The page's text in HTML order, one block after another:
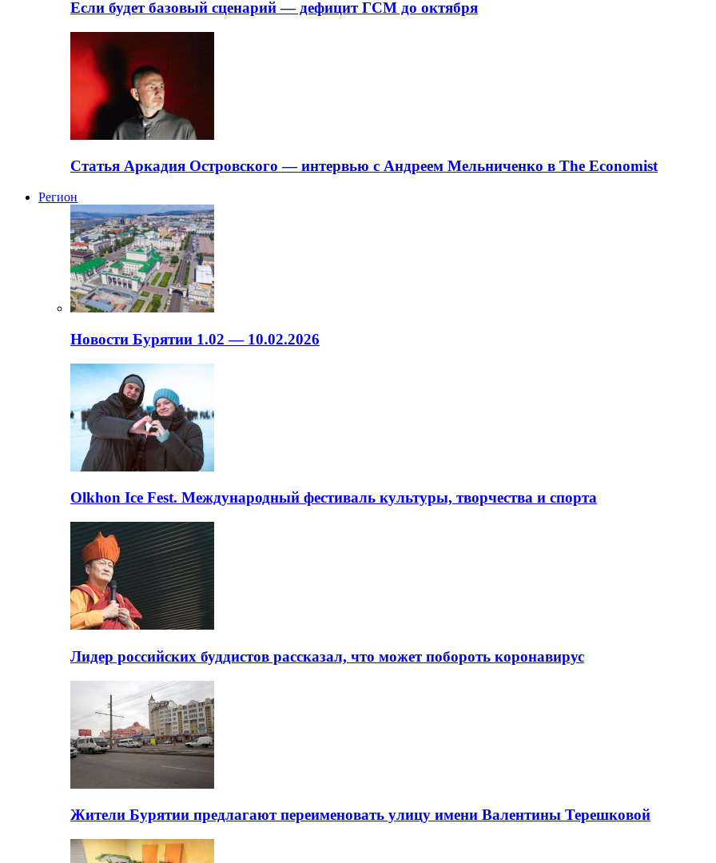
Если будет базовый сценарий — дефицит ГСМ до октября
Статья Аркадия Островского — интервью с Андреем Мельниченко в The Economist
Регион
Новости Бурятии 1.02 — 10.02.2026
Olkhon Ice Fest. Международный фестиваль культуры, творчества и спорта
Лидер российских буддистов рассказал, что может побороть коронавирус
Жители Бурятии предлагают переименовать улицу имени Валентины Терешковой